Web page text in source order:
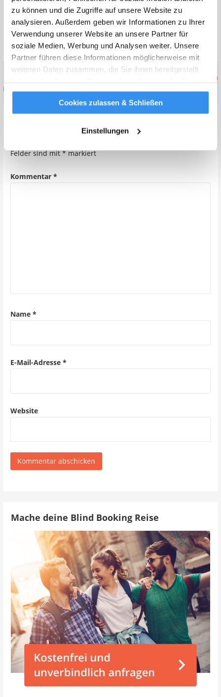
zu können und die Zugriffe auf unsere Website zu
analysieren. Außerdem geben wir Informationen zu Ihrer
Verwendung unserer Website an unsere Partner für
soziale Medien, Werbung und Analysen weiter. Unsere
Partner führen diese Informationen möglicherweise mit
weiteren Daten zusammen, die Sie ihnen bereitgestellt
gesammelt haben.Weitere Infos
Cookies zulassen & Schließen
Einstellungen
Startseite» Yes! Hauptstadtkoffer.de: 10€ Gutschein für
eure blookery.de Reise
Veröffentlicht in:Allgemein
Laudamotion und WizzAir
Preis ist nicht alles! – Umfrage zu
Felder sind mit*markiert
Kommentar *
Name *
E-Mail-Adresse *
Website
Mache deine Blind Booking Reise